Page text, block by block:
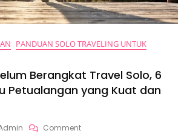
PANDUAN SOLO TRAVELING UNTUK
Berangkat Travel Solo, 6
Petualangan yang Kuat dan
CommentOn